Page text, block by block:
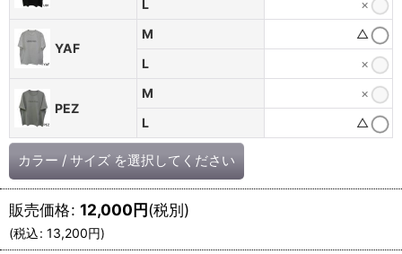
L
×
YAF
M
△
L
×
PEZ
M
×
L
△
カラー / サイズ を選択してください
販売価格: 12,000円(税別)
(税込: 13,200円)